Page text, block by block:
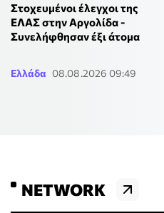
Στοχευμένοι έλεγχοι της
ΕΛΑΣ στην Αργολίδα -
Συνελήφθησαν έξι άτομα
Ελλάδα 08.08.2026 09:49
NETWORK